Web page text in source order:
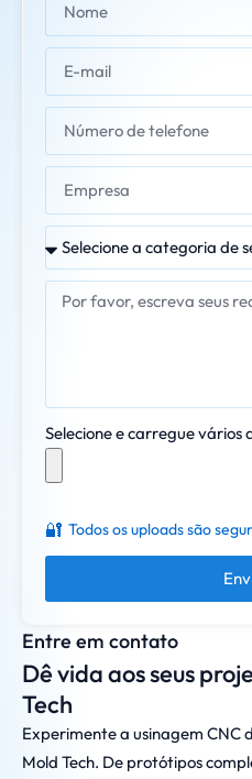
Entre em contato
Dê vida aos seus
Tech
Experimente a usinagem CNC
Mold Tech. De protótipos
Selecione e carregue vários
🔐 Todos os uploads são